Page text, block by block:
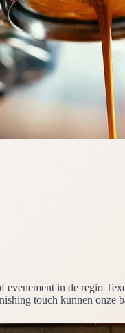
evenement in de regio
touch kunnen onze